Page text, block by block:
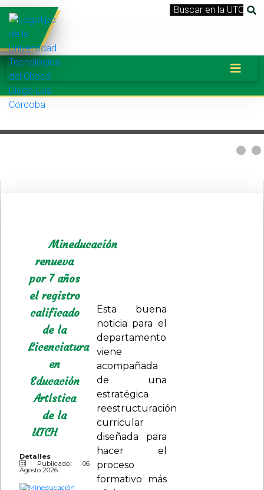
Mineducación
renueva
por 7 años
el registro
calificado
de la
Licenciatura
en
Educación
Artística
de la
UTCH
Detalles
Publicado: 06
Agosto 2026
requeridas
Esta buena
noticia para el
departamento
viene
acompañada
de una
estratégica
reestructuración
curricular
diseñada para
hacer el
proceso
formativo más